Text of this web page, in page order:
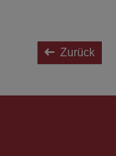
Zurück